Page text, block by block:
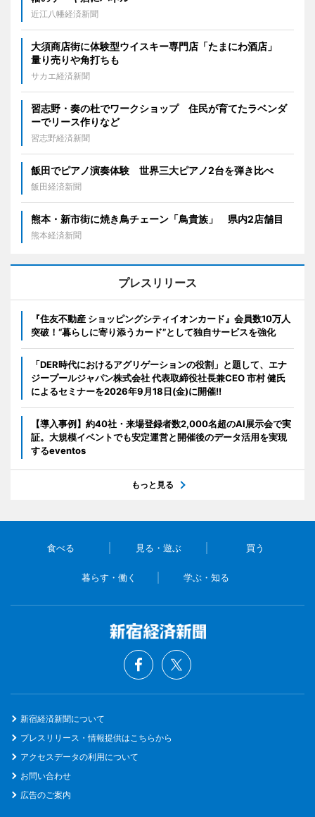
近江八幡経済新聞
大須商店街に体験型ウイスキー専門店「たまにわ酒店」
量り売りや角打ちも
サカエ経済新聞
習志野・奏の杜でワークショップ 住民が育てたラベンダ
ーでリース作りなど
習志野経済新聞
飯田でピアノ演奏体験 世界三大ピアノ2台を弾き比べ
飯田経済新聞
熊本・新市街に焼き鳥チェーン「鳥貴族」 県内2店舗目
熊本経済新聞
プレスリリース
『住友不動産 ショッピングシティイオンカード』会員数10万人
突破！“暮らしに寄り添うカード”として独自サービスを強化
「DER時代におけるアグリゲーションの役割」と題して、エナ
ジープールジャパン株式会社 代表取締役社長兼CEO 市村 健氏
によるセミナーを2026年9月18日(金)に開催!!
【導入事例】約40社・来場登録者数2,000名超のAI展示会で実
証。大規模イベントでも安定運営と開催後のデータ活用を実現
するeventos
もっと見る
食べる 見る・遊ぶ 買う
暮らす・働く 学ぶ・知る
新宿経済新聞について
プレスリリース・情報提供はこちらから
アクセスデータの利用について
お問い合わせ
広告のご案内